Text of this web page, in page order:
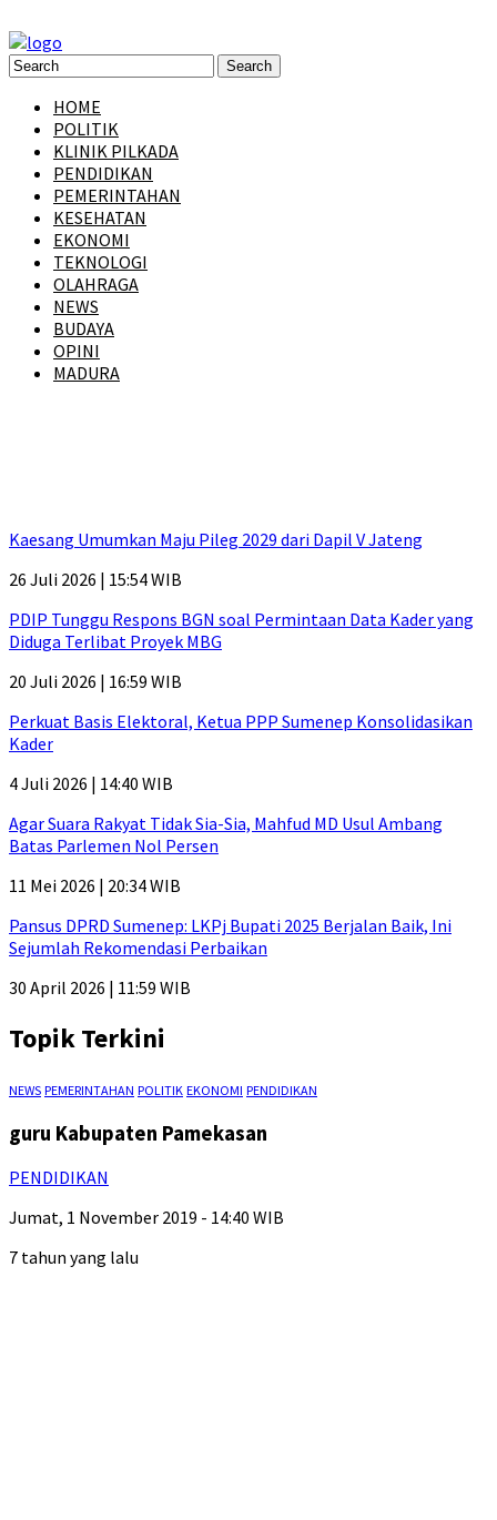
HOME
POLITIK
KLINIK PILKADA
PENDIDIKAN
PEMERINTAHAN
KESEHATAN
EKONOMI
TEKNOLOGI
OLAHRAGA
NEWS
BUDAYA
OPINI
MADURA
Kaesang Umumkan Maju Pileg 2029 dari Dapil V Jateng
26 Juli 2026 | 15:54 WIB
PDIP Tunggu Respons BGN soal Permintaan Data Kader yang
Diduga Terlibat Proyek MBG
20 Juli 2026 | 16:59 WIB
Perkuat Basis Elektoral, Ketua PPP Sumenep Konsolidasikan
Kader
4 Juli 2026 | 14:40 WIB
Agar Suara Rakyat Tidak Sia-Sia, Mahfud MD Usul Ambang
Batas Parlemen Nol Persen
11 Mei 2026 | 20:34 WIB
Pansus DPRD Sumenep: LKPj Bupati 2025 Berjalan Baik, Ini
Sejumlah Rekomendasi Perbaikan
30 April 2026 | 11:59 WIB
Topik Terkini
NEWS PEMERINTAHAN POLITIK EKONOMI PENDIDIKAN
guru Kabupaten Pamekasan
PENDIDIKAN
Jumat, 1 November 2019 - 14:40 WIB
7 tahun yang lalu